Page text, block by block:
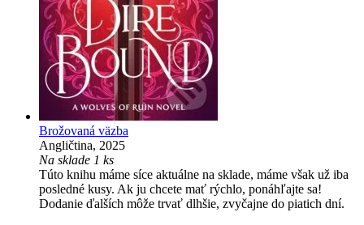
Brožovaná väzba
Angličtina, 2025
Na sklade 1 ks
Túto knihu máme síce aktuálne na sklade, máme však už iba
posledné kusy. Ak ju chcete mať rýchlo, ponáhľajte sa!
Dodanie ďalších môže trvať dlhšie, zvyčajne do piatich dní.